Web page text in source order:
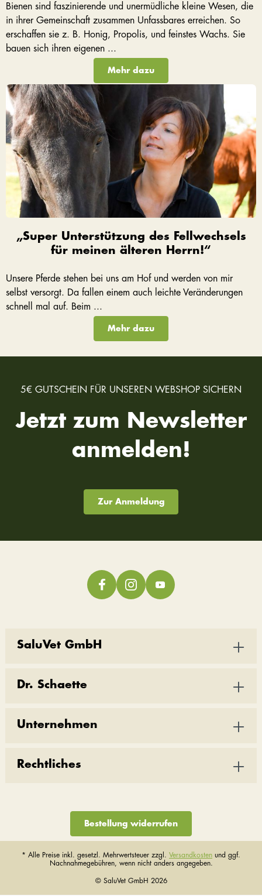
Bienen sind faszinierende und unermüdliche kleine Wesen, die
in ihrer Gemeinschaft zusammen Unfassbares erreichen. So
erschaffen sie z. B. Honig, Propolis, und feinstes Wachs. Sie
bauen sich ihren eigenen ...
Mehr dazu
„Super Unterstützung des Fellwechsels
für meinen älteren Herrn!“
Unsere Pferde stehen bei uns am Hof und werden von mir
selbst versorgt. Da fallen einem auch leichte Veränderungen
schnell mal auf. Beim ...
Mehr dazu
5€ GUTSCHEIN FÜR UNSEREN WEBSHOP SICHERN
Jetzt zum Newsletter
anmelden!
Zur Anmeldung
SaluVet GmbH
Dr. Schaette
Unternehmen
Rechtliches
Bestellung widerrufen
* Alle Preise inkl. gesetzl. Mehrwertsteuer zzgl. Versandkosten und ggf.
Nachnahmegebühren, wenn nicht anders angegeben.
© SaluVet GmbH 2026